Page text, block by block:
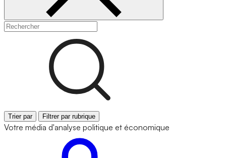
Trier par Filtrer par rubrique
Votre média d'analyse politique et économique